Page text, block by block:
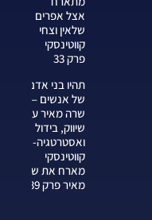
אצל אפרים
שלאין וצחי
קווטינסקי
פרק 33
תהיו בני אדם
של אנשים —
שרה מאיר על
שיווק, בידול
ואסטרטגיה-צחי
קווטינסקי
מארח את שרה
מאיר פרק 339